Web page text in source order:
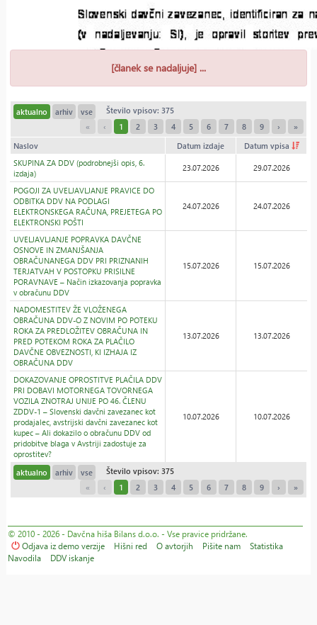
[članek se nadaljuje] ...
aktualno arhiv vse
Število vpisov: 375
«
‹ 1 2 3 4 5 6 7 8 9 › »
Naslov Datum izdaje
Datum vpisa
SKUPINA ZA DDV (podrobnejši opis, 6.
izdaja)
23.07.2026 29.07.2026
POGOJI ZA UVELJAVLJANJE PRAVICE DO
ODBITKA DDV NA PODLAGI
ELEKTRONSKEGA RAČUNA, PREJETEGA PO
ELEKTRONSKI POŠTI
24.07.2026 24.07.2026
UVELJAVLJANJE POPRAVKA DAVČNE
OSNOVE IN ZMANJŠANJA
OBRAČUNANEGA DDV PRI PRIZNANIH
TERJATVAH V POSTOPKU PRISILNE
PORAVNAVE – Način izkazovanja popravka
v obračunu DDV
15.07.2026 15.07.2026
NADOMESTITEV ŽE VLOŽENEGA
OBRAČUNA DDV-O Z NOVIM PO POTEKU
ROKA ZA PREDLOŽITEV OBRAČUNA IN
PRED POTEKOM ROKA ZA PLAČILO
DAVČNE OBVEZNOSTI, KI IZHAJA IZ
OBRAČUNA DDV
13.07.2026 13.07.2026
DOKAZOVANJE OPROSTITVE PLAČILA DDV
PRI DOBAVI MOTORNEGA TOVORNEGA
VOZILA ZNOTRAJ UNIJE PO 46. ČLENU
ZDDV-1 – Slovenski davčni zavezanec kot
prodajalec, avstrijski davčni zavezanec kot
kupec – Ali dokazilo o obračunu DDV od
pridobitve blaga v Avstriji zadostuje za
oprostitev?
10.07.2026 10.07.2026
aktualno arhiv vse
Število vpisov: 375
«
‹ 1 2 3 4 5 6 7 8 9 › »
© 2010 - 2026 - Davčna hiša Bilans d.o.o. - Vse pravice pridržane.
Odjava iz demo verzije
Hišni red O avtorjih Pišite nam
Statistika
Navodila
DDV iskanje